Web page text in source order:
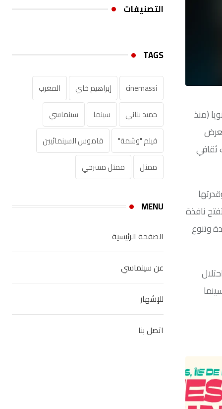
(منذ
ثقافي
نافذة
وتنوع
5 د) و”مشاهد من احتلال
سينما
التصنيفات
TAGS
cinemassi إبراهيم خاي
المغرب
حميد بناني
سينما
سينماسي
فيلم "وشمة"
قاموس السينمائيين‎
ممثل
ممثل مسرحي
MENU
الصفحة الرئيسية
عن سينماسي
للإشهار
اتصل بنا